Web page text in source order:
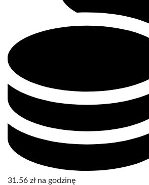
31.56 zł na godzinę